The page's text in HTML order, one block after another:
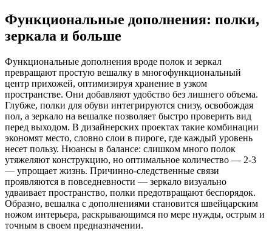
Функциональные дополнения: полки,
зеркала и больше
Функциональные дополнения вроде полок и зеркал
превращают простую вешалку в многофункциональный
центр прихожей, оптимизируя хранение в узком
пространстве. Они добавляют удобство без лишнего объема.
Глубже, полки для обуви интегрируются снизу, освобождая
пол, а зеркало на вешалке позволяет быстро проверить вид
перед выходом. В дизайнерских проектах такие комбинации
экономят место, словно слои в пироге, где каждый уровень
несет пользу. Нюансы в балансе: слишком много полок
утяжеляют конструкцию, но оптимальное количество — 2-3
— упрощает жизнь. Причинно-следственные связи
проявляются в повседневности — зеркало визуально
удваивает пространство, полки предотвращают беспорядок.
Образно, вешалка с дополнениями становится швейцарским
ножом интерьера, раскрывающимся по мере нужды, острым и
точным в своем предназначении.